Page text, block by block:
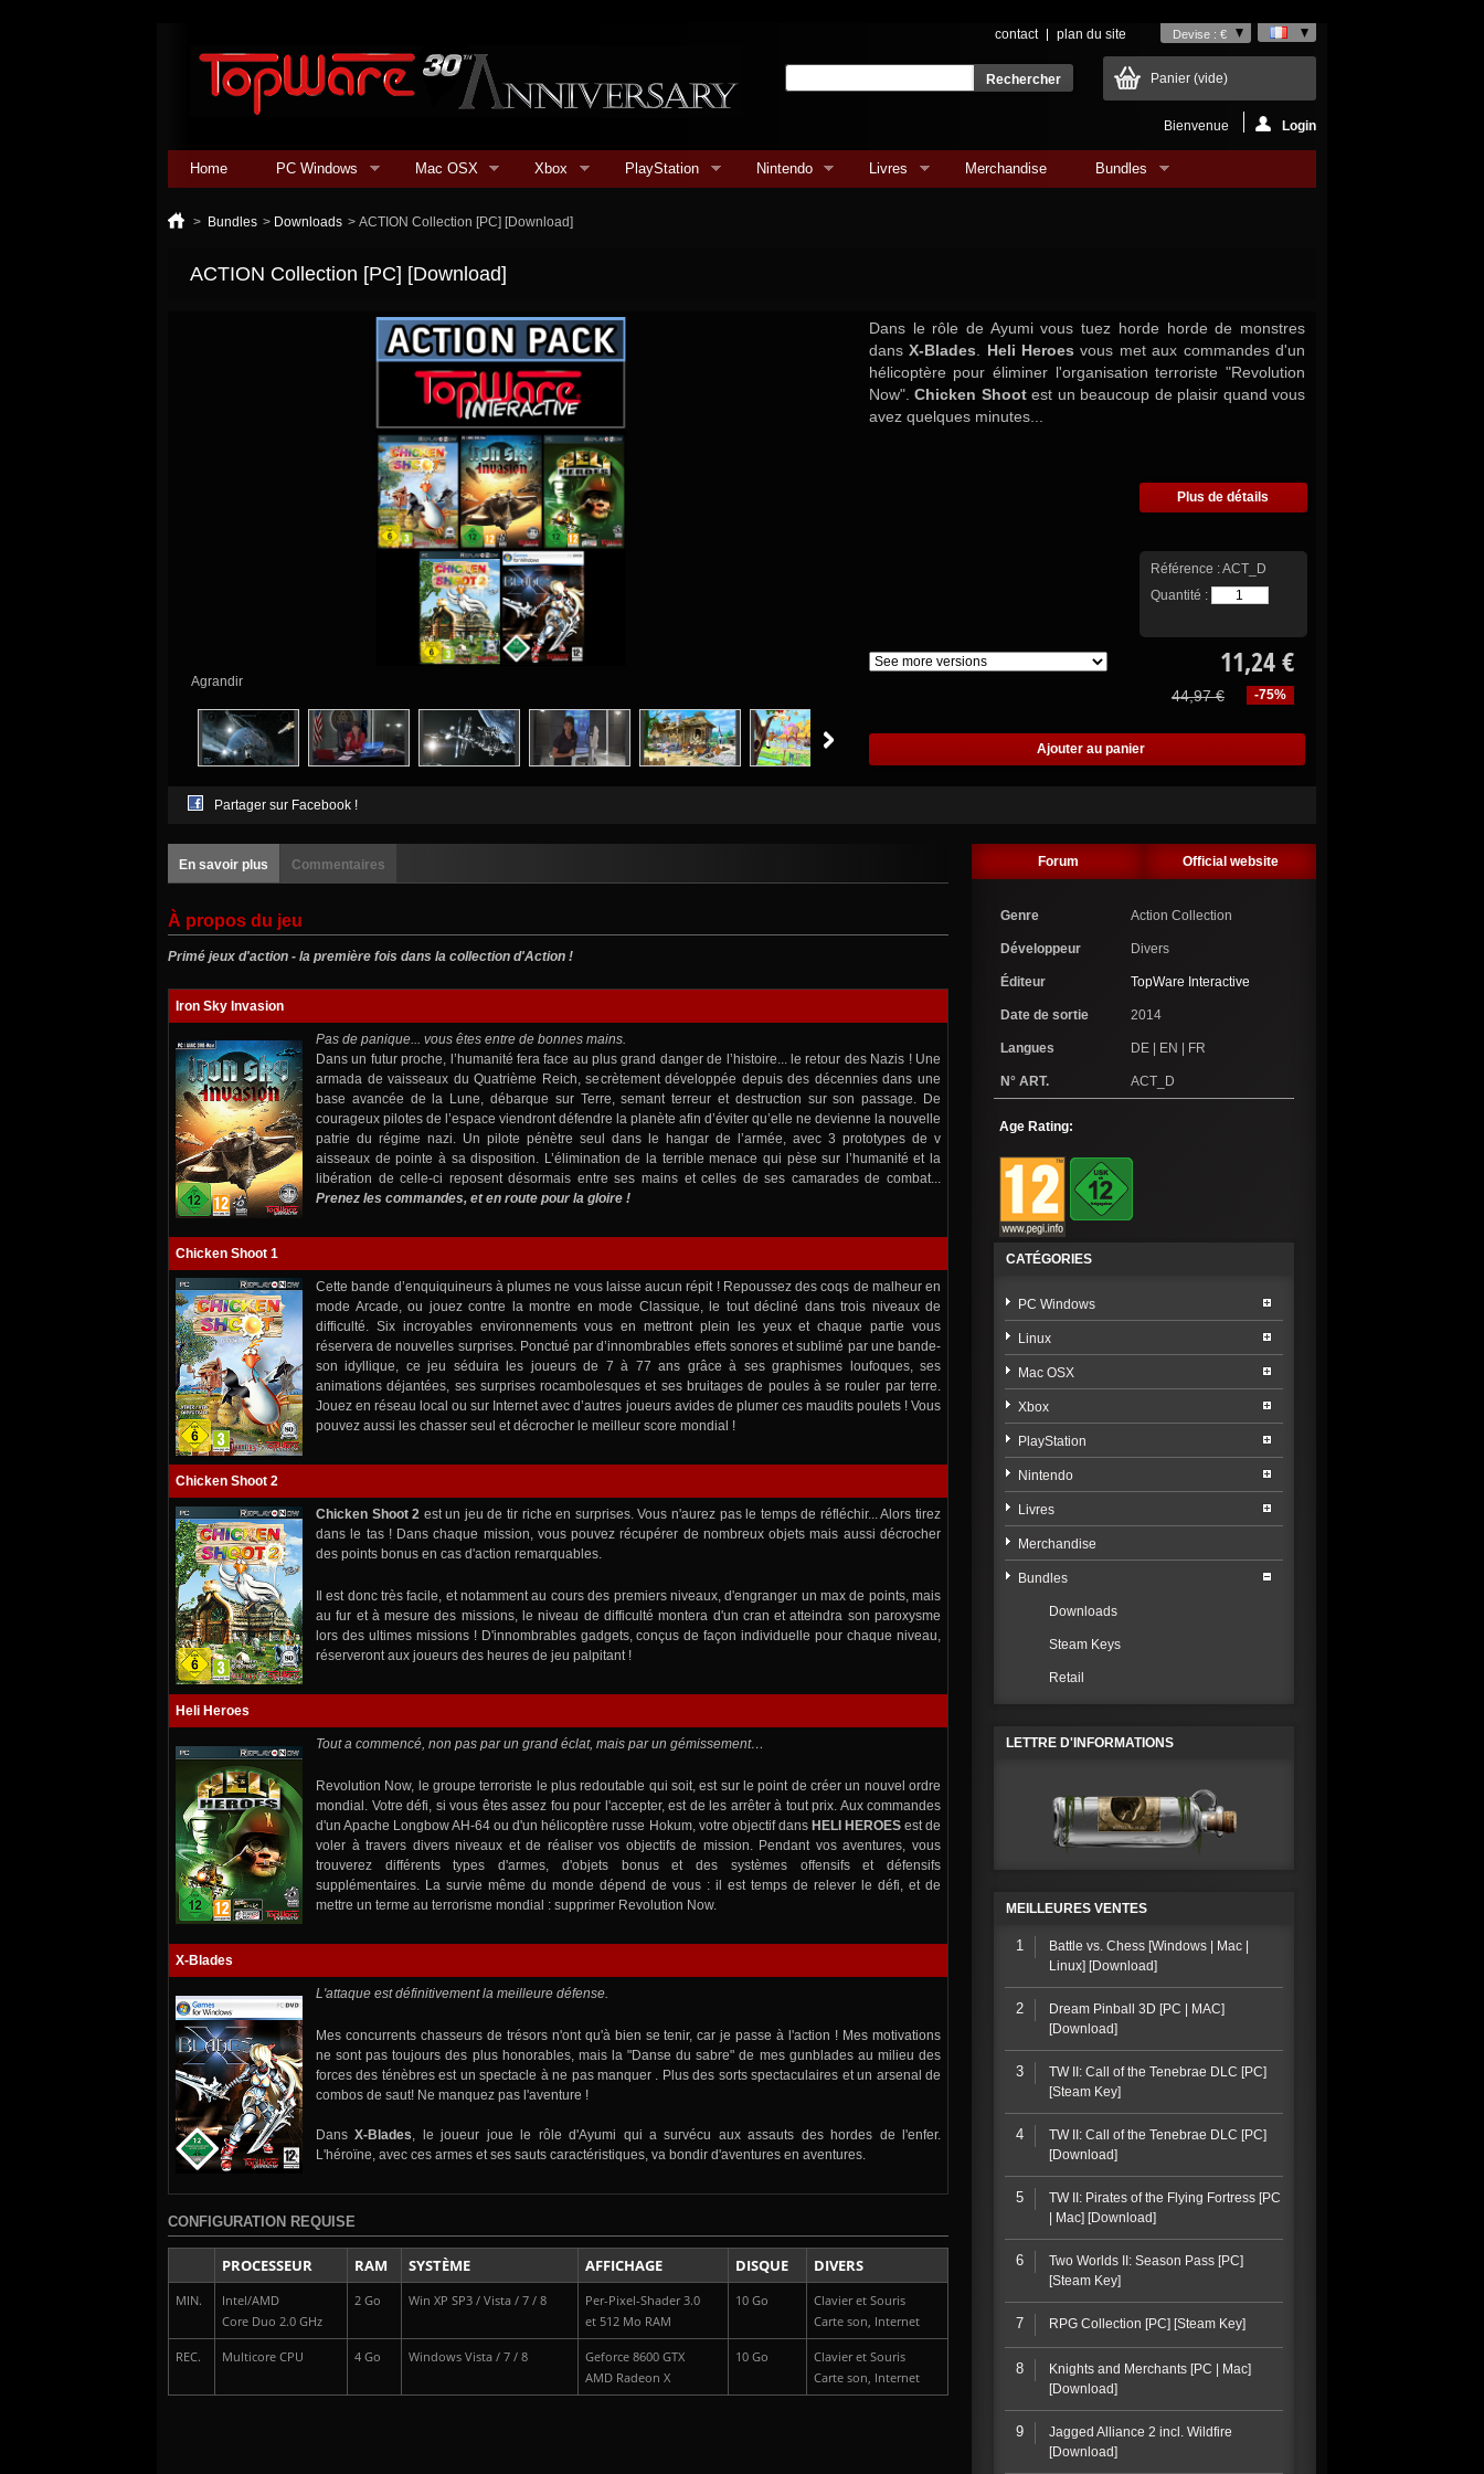
Devise : €
contact plan du site
Panier (vide)
Bienvenue Login
Home PC Windows Mac OSX Xbox PlayStation Nintendo Livres Merchandise Bundles
> Bundles > Downloads > ACTION Collection [PC] [Download]
ACTION Collection [PC] [Download]
Agrandir
Dans le rôle de Ayumi vous tuez horde horde de monstres
dansX-Blades Heli Heroes vous met aux commandes d'un
hélicoptère pour éliminer l'organisation terroriste "Revolution
Now".Chicken Shootest un beaucoup de plaisir quand vous
avez quelques minutes...
Plus de détails
Référence :ACT_D
Quantité :
11,24 €
-75%
44,97 €
Partager sur Facebook !
En savoir plus Commentaires
À propos du jeu
Primé jeux d'action - la première fois dans la collection d'Action !
Iron Sky Invasion
Pas de panique... vous êtes entre de bonnes mains.
Dans un futur proche, l’humanité fera face au plus grand danger de l’histoire... le retour des Nazis ! Une
armada de vaisseaux du Quatrième Reich, secrètement développée depuis des décennies dans une
base avancée de la Lune, débarque sur Terre, semant terreur et destruction sur son passage. De
courageux pilotes de l’espace viendront défendre la planète afin d’éviter qu’elle ne devienne la nouvelle
patrie du régime nazi. Un pilote pénètre seul dans le hangar de l’armée, avec 3 prototypes de v
aisseaux de pointe à sa disposition. L’élimination de la terrible menace qui pèse sur l’humanité et la
libération de celle-ci reposent désormais entre ses mains et celles de ses camarades de combat...
Prenez les commandes, et en route pour la gloire !
Chicken Shoot 1
Cette bande d’enquiquineurs à plumes ne vous laisse aucun répit ! Repoussez des coqs de malheur en
mode Arcade, ou jouez contre la montre en mode Classique, le tout décliné dans trois niveaux de
difficulté. Six incroyables environnements vous en mettront plein les yeux et chaque partie vous
réservera de nouvelles surprises. Ponctué par d’innombrables effets sonores et sublimé par une bande-
son idyllique, ce jeu séduira les joueurs de 7 à 77 ans grâce à ses graphismes loufoques, ses
animations déjantées, ses surprises rocambolesques et ses bruitages de poules à se rouler par terre.
Jouez en réseau local ou sur Internet avec d’autres joueurs avides de plumer ces maudits poulets ! Vous
pouvez aussi les chasser seul et décrocher le meilleur score mondial !
Chicken Shoot 2
Chicken Shoot 2 est un jeu de tir riche en surprises. Vous n'aurez pas le temps de réfléchir... Alors tirez
dans le tas ! Dans chaque mission, vous pouvez récupérer de nombreux objets mais aussi décrocher
des points bonus en cas d'action remarquables.
Il est donc très facile, et notamment au cours des premiers niveaux, d'engranger un max de points, mais
au fur et à mesure des missions, le niveau de difficulté montera d'un cran et atteindra son paroxysme
lors des ultimes missions ! D'innombrables gadgets, conçus de façon individuelle pour chaque niveau,
réserveront aux joueurs des heures de jeu palpitant !
Heli Heroes
Tout a commencé, non pas par un grand éclat, mais par un gémissement…
Revolution Now, le groupe terroriste le plus redoutable qui soit, est sur le point de créer un nouvel ordre
mondial. Votre défi, si vous êtes assez fou pour l'accepter, est de les arrêter à tout prix. Aux commandes
d'un Apache Longbow AH-64 ou d'un hélicoptère russe Hokum, votre objectif dans HELI HEROESest de
voler à travers divers niveaux et de réaliser vos objectifs de mission. Pendant vos aventures, vous
trouverez différents types d'armes, d'objets bonus et des systèmes offensifs et défensifs
supplémentaires. La survie même du monde dépend de vous : il est temps de relever le défi, et de
mettre un terme au terrorisme mondial : supprimer Revolution Now.
X-Blades
L'attaque est définitivement la meilleure défense.
Mes concurrents chasseurs de trésors n'ont qu'à bien se tenir, car je passe à l'action ! Mes motivations
ne sont pas toujours des plus honorables, mais la "Danse du sabre" de mes gunblades au milieu des
forces des ténèbres est un spectacle à ne pas manquer . Plus des sorts spectaculaires et un arsenal de
combos de saut! Ne manquez pas l'aventure !
DansX-Blades, le joueur joue le rôle d'Ayumi qui a survécu aux assauts des hordes de l'enfer.
L'héroïne, avec ces armes et ses sauts caractéristiques, va bondir d'aventures en aventures.
CONFIGURATION REQUISE
PROCESSEUR RAM SYSTÈME AFFICHAGE DISQUE DIVERS
MIN.
Intel/AMD
Core Duo 2.0 GHz
2 Go Win XP SP3 / Vista / 7 / 8
Per-Pixel-Shader 3.0
et 512 Mo RAM
10 Go
Clavier et Souris
Carte son, Internet
REC. Multicore CPU 4 Go Windows Vista / 7 / 8
Geforce 8600 GTX
AMD Radeon X
10 Go
Clavier et Souris
Carte son, Internet
Forum Official website
Genre Action Collection
Développeur Divers
Éditeur TopWare Interactive
Date de sortie 2014
Langues DE | EN | FR
N° ART. ACT_D
Age Rating:
CATÉGORIES
PC Windows
Linux
Mac OSX
Xbox
PlayStation
Nintendo
Livres
Merchandise
Bundles
Downloads
Steam Keys
Retail
LETTRE D'INFORMATIONS
MEILLEURES VENTES
1
Battle vs. Chess [Windows | Mac |
Linux] [Download]
2
Dream Pinball 3D [PC | MAC]
[Download]
3
TW II: Call of the Tenebrae DLC [PC]
[Steam Key]
4
TW II: Call of the Tenebrae DLC [PC]
[Download]
5
TW II: Pirates of the Flying Fortress [PC
| Mac] [Download]
6
Two Worlds II: Season Pass [PC]
[Steam Key]
7 RPG Collection [PC] [Steam Key]
8
Knights and Merchants [PC | Mac]
[Download]
9
Jagged Alliance 2 incl. Wildfire
[Download]